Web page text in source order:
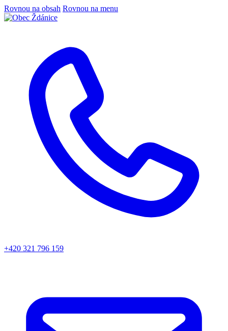
Rovnou na obsah Rovnou na menu
+420 321 796 159